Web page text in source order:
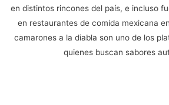
en distintos rincones del país, e incluso
en restaurantes de comida mexicana
camarones a la diabla son uno de los
quienes buscan sabores